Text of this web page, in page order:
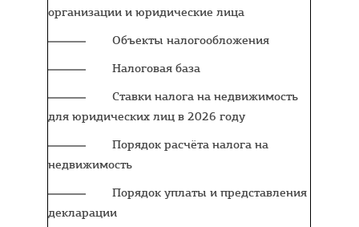
организации и юридические лица
Объекты налогообложения
Налоговая база
Ставки налога на недвижимость
для юридических лиц в 2026 году
Порядок расчёта налога на
недвижимость
Порядок уплаты и представления
декларации